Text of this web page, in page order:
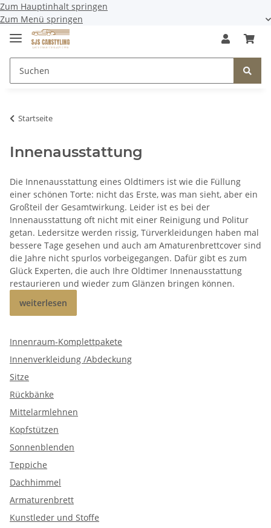
Zum Hauptinhalt springen
Zum Menü springen
Startseite
Innenausstattung
Die Innenausstattung eines Oldtimers ist wie die Füllung
einer schönen Torte: nicht das Erste, was man sieht, aber ein
Großteil der Gesamtwirkung. Leider ist es bei der
Innenausstattung oft nicht mit einer Reinigung und Politur
getan. Ledersitze werden rissig, Türverkleidungen haben mal
bessere Tage gesehen und auch am Amaturenbrettcover sind
die Jahre nicht spurlos vorbeigegangen. Dafür gibt es zum
Glück Experten, die auch Ihre Oldtimer Innenausstattung
restaurieren und wieder zum Glänzen bringen können.
weiterlesen
Innenraum-Komplettpakete
Innenverkleidung /Abdeckung
Sitze
Rückbänke
Mittelarmlehnen
Kopfstützen
Sonnenblenden
Teppiche
Dachhimmel
Armaturenbrett
Kunstleder und Stoffe